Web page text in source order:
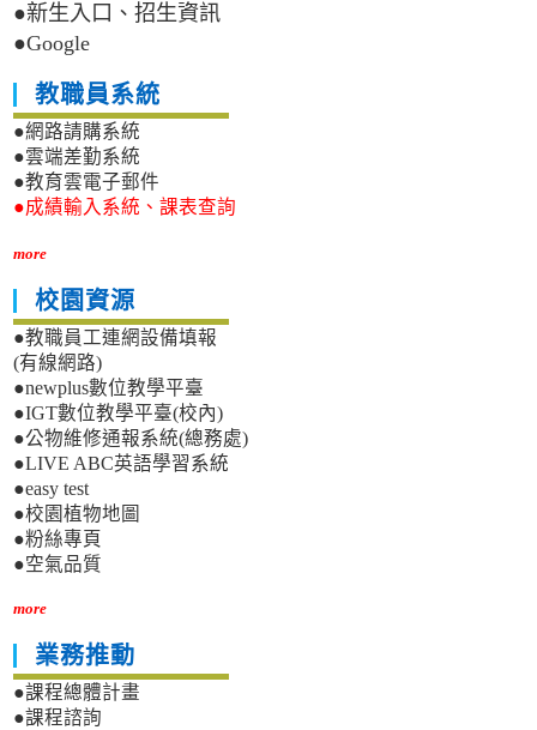
●新生入口、招生資訊
●Google
教職員系統
●網路請購系統
●雲端差勤系統
●教育雲電子郵件
●成績輸入系統、課表查詢
more
校園資源
●教職員工連網設備填報
(有線網路)
●newplus數位教學平臺
●IGT數位教學平臺(校內)
●公物維修通報系統(總務處)
●LIVE ABC英語學習系統
●easy test
●校園植物地圖
●粉絲專頁
●空氣品質
more
業務推動
●課程總體計畫
●課程諮詢